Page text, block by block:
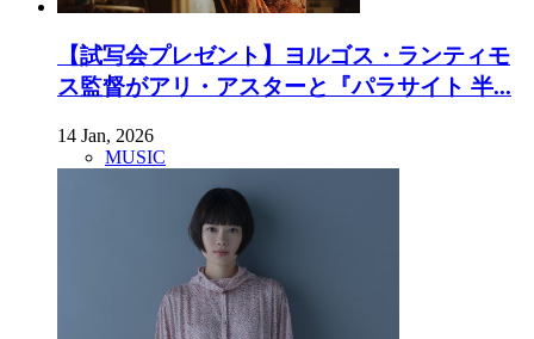
【試写会プレゼント】ヨルゴス・ランティモ
ス監督がアリ・アスターと『パラサイト 半...
14 Jan, 2026
MUSIC